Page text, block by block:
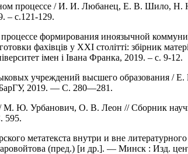
процессе / И. И. Любанец, Е. В. Шило, Н.
– с.121-129.
формирования иноязычной
фахівців у ХХІ столітті: збірник
імен і Івана Франка, 2019. – с. 9-12.
учреждений высшего образования /
2019. — С. 280—281.
Ю. Урбанович, О. В. Леон // Сборник
595.
метатекста внутри и вне
(пред.) [и др.]. — Минск : Изд.